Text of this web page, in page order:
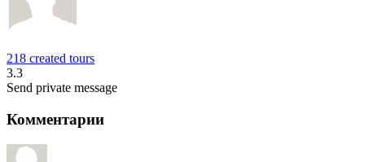
218 created tours
3.3
Send private message
Комментарии